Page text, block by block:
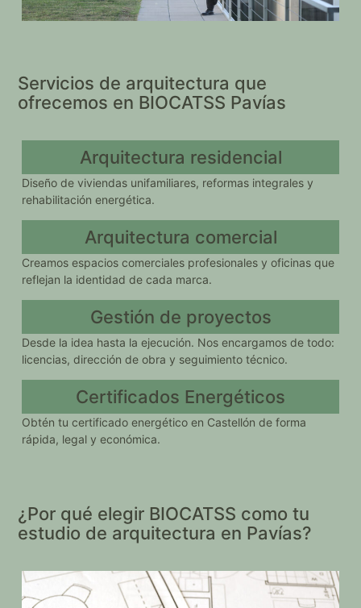
Servicios de arquitectura que
ofrecemos en BIOCATSS Pavías
Arquitectura residencial
Diseño de viviendas unifamiliares, reformas integrales y
rehabilitación energética.
Arquitectura comercial
Creamos espacios comerciales profesionales y oficinas que
reflejan la identidad de cada marca.
Gestión de proyectos
Desde la idea hasta la ejecución. Nos encargamos de todo:
licencias, dirección de obra y seguimiento técnico.
Certificados Energéticos
Obtén tu certificado energético en Castellón de forma
rápida, legal y económica.
¿Por qué elegir BIOCATSS como tu
estudio de arquitectura en Pavías?